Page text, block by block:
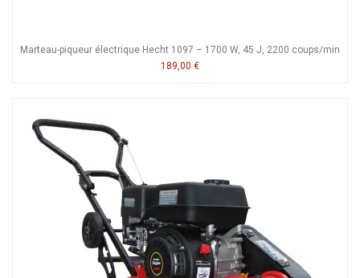
Marteau-piqueur électrique Hecht 1097 – 1700 W, 45 J, 2200 coups/min
189,00 €